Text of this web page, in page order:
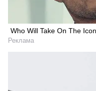
Who Will Take On The
Реклама